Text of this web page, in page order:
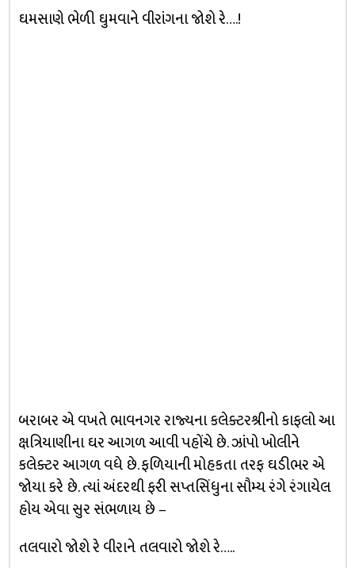
ઘમસાણે ભેળી ઘુમવાને વીરાંગના જોશે રે….!
બરાબર એ વખતે ભાવનગર રાજ્યના કલેક્ટરશ્રીનો કાફલો આ
ક્ષત્રિયાણીના ઘર આગળ આવી પહોંચે છે. ઝાંપો ખોલીને
કલેક્ટર આગળ વધે છે. ફળિયાની મોહકતા તરફ ઘડીભર એ
જોયા કરે છે. ત્યાં અંદરથી ફરી સપ્તસિંધુના સૌમ્ય રંગે રંગાયેલ
હોય એવા સુર સંભળાય છે –
તલવારો જોશે રે વીરાને તલવારો જોશે રે…..